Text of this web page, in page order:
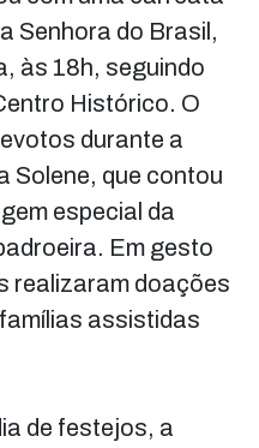
Senhora do Brasil,
às 18h, seguindo
Histórico. O
durante a
Solene, que contou
especial da
Em gesto
realizaram doações
assistidas
de festejos, a